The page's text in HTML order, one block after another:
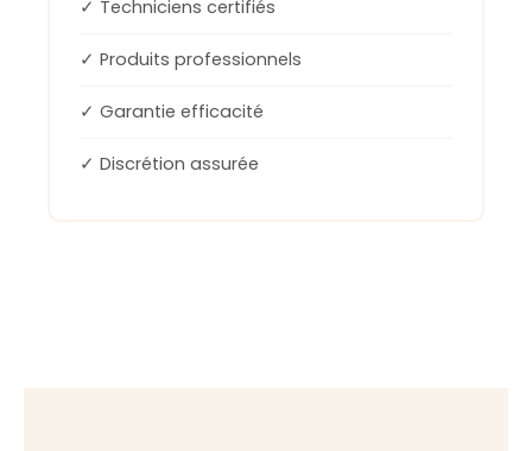
✓ Techniciens certifiés
✓ Produits professionnels
✓ Garantie efficacité
✓ Discrétion assurée